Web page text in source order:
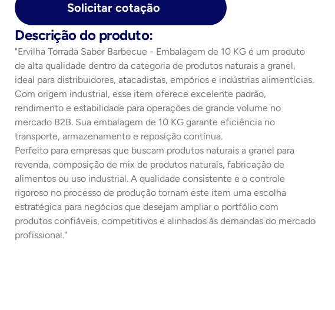
Solicitar cotação
Descrição do produto:
"Ervilha Torrada Sabor Barbecue - Embalagem de 10 KG é um produto
de alta qualidade dentro da categoria de produtos naturais a granel,
ideal para distribuidores, atacadistas, empórios e indústrias alimentícias.
Com origem industrial, esse item oferece excelente padrão,
rendimento e estabilidade para operações de grande volume no
mercado B2B. Sua embalagem de 10 KG garante eficiência no
transporte, armazenamento e reposição contínua.
Perfeito para empresas que buscam produtos naturais a granel para
revenda, composição de mix de produtos naturais, fabricação de
alimentos ou uso industrial. A qualidade consistente e o controle
rigoroso no processo de produção tornam este item uma escolha
estratégica para negócios que desejam ampliar o portfólio com
produtos confiáveis, competitivos e alinhados às demandas do mercado
profissional."